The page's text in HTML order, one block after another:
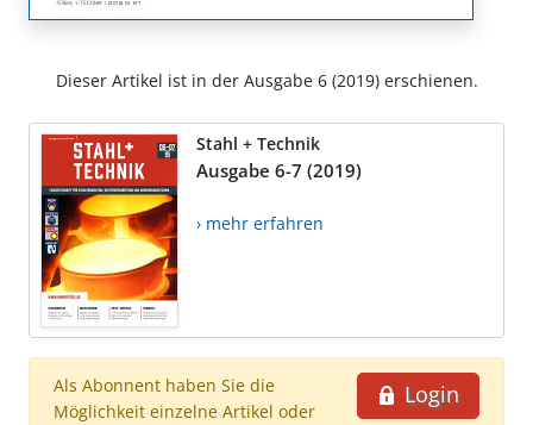
Dieser Artikel ist in der Ausgabe 6 (2019) erschienen.
Stahl + Technik
Ausgabe 6-7 (2019)
› mehr erfahren
Login
Als Abonnent haben Sie die
Möglichkeit einzelne Artikel oder